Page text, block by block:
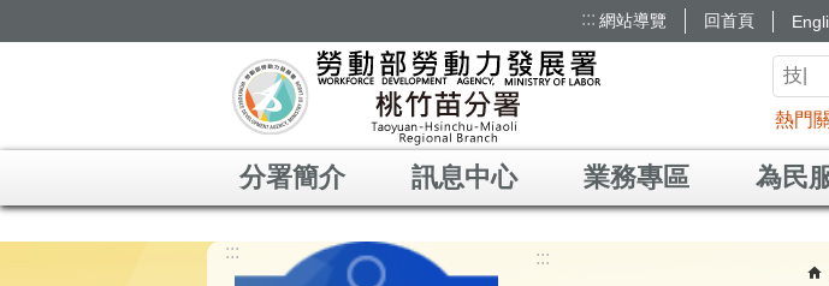
::: 網站導覽 回首頁
熱門
分署簡介 訊息中心 業務專區 為民
::: :::